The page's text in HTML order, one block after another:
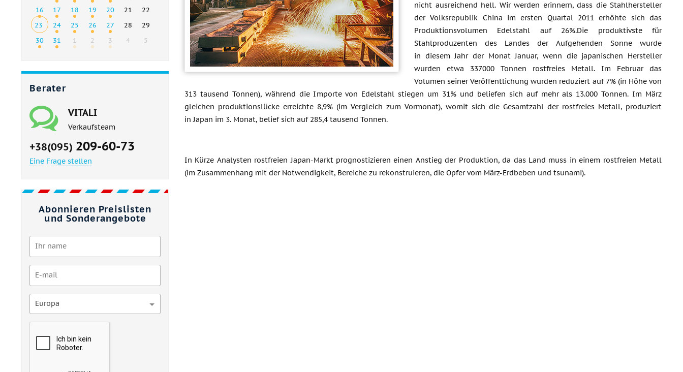
16
17 18 19 20 21
22
23
24 25 26 27 28
29
30
31 1 2 3 4 5
Berater
VITALI
Verkaufsteam
+38(095) 209-60-73
Eine Frage stellen
Abonnieren Preislisten
und Sonderangebote
Europa
nicht ausreichend hell. Wir werden erinnern, dass die Stahlhersteller
der Volksrepublik China im ersten Quartal 2011 erhöhte sich das
Produktionsvolumen Edelstahl auf 26%.Die produktivste für
Stahlproduzenten des Landes der Aufgehenden Sonne wurde
in diesem Jahr der Monat Januar, wenn die japanischen Hersteller
wurden etwa 337000 Tonnen rostfreies Metall. Im Februar das
Volumen seiner Veröffentlichung wurden reduziert auf 7% (in Höhe von
313 tausend Tonnen), während die Importe von Edelstahl stiegen um 31% und beliefen sich auf mehr als 13.000 Tonnen. Im März
gleichen produktionslücke erreichte 8,9% (im Vergleich zum Vormonat), womit sich die Gesamtzahl der rostfreies Metall, produziert
in Japan im 3. Monat, belief sich auf 285,4 tausend Tonnen.
In Kürze Analysten rostfreien Japan-Markt prognostizieren einen Anstieg der Produktion, da das Land muss in einem rostfreien Metall
(im Zusammenhang mit der Notwendigkeit, Bereiche zu rekonstruieren, die Opfer vom März-Erdbeben und tsunami).